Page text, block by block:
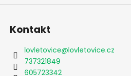
u
Kontakt
lovletovice@lovletovice.cz
737321849
605723342